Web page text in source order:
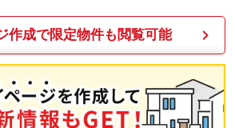
作成で限定物件も閲覧可能